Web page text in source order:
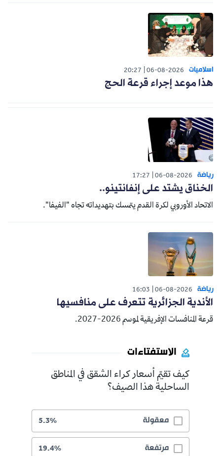
اسلاميات 06-08-2026
20:27
هذا موعد إجراء قرعة الحج
رياضة 06-08-2026
17:27
الخناق يشتد على إنفانتينو..
الاتحاد الأوروبي لكرة القدم يتمسك بتهديداته تجاه "الفيفا".
رياضة 06-08-2026
16:03
الأندية الجزائرية تتعرف على منافسيها
قرعة المنافسات الإفريقية لموسم 2026-2027.
الاستفتاءات
كيف تقيّم أسعار كراء الشقق في المناطق
الساحلية هذا الصيف؟
معقولة 5.3%
مرتفعة 19.4%